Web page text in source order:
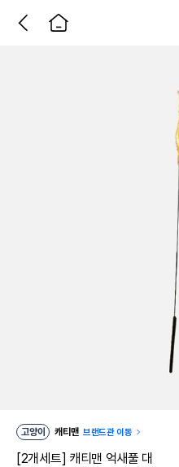
고양이 캐티맨 브랜드관 이동
[2개세트] 캐티맨 억새풀 대